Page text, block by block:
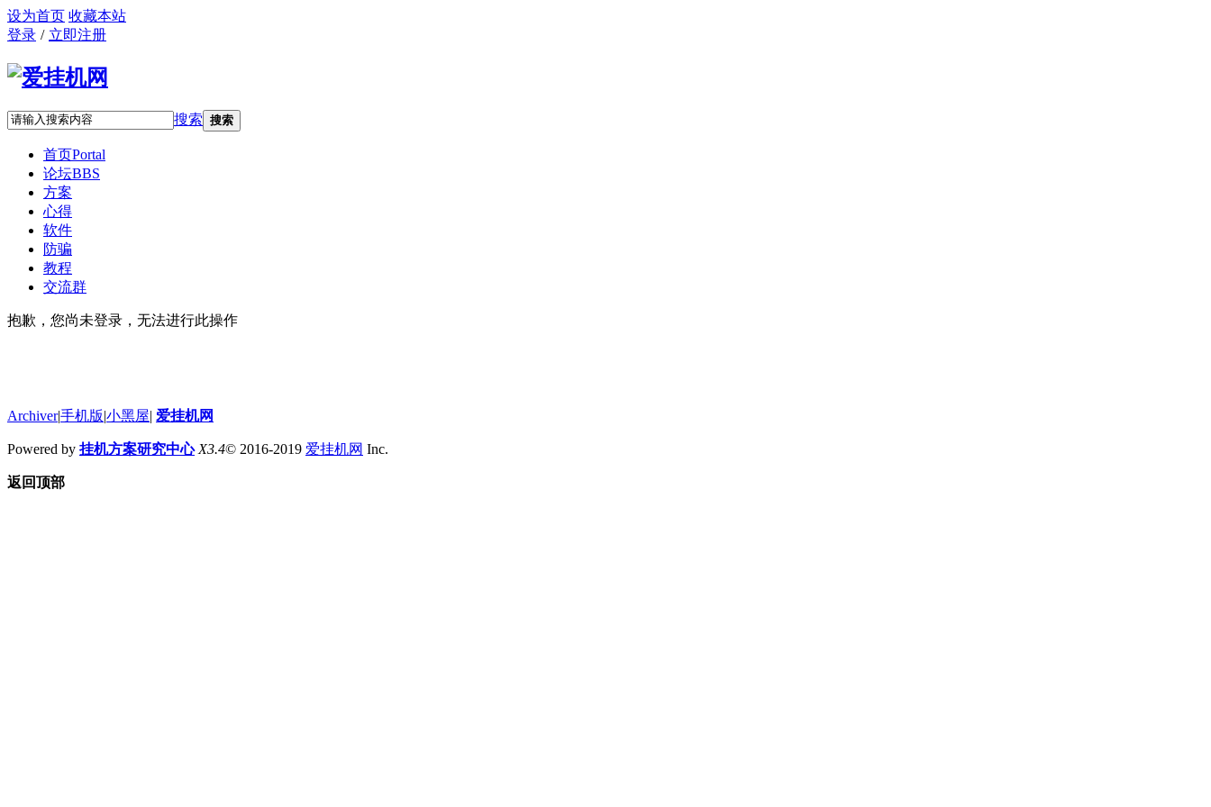
设为首页 收藏本站
登录 / 立即注册
搜索 搜索
首页Portal
论坛BBS
方案
心得
软件
防骗
教程
交流群
抱歉，您尚未登录，无法进行此操作
Archiver|手机版|小黑屋| 爱挂机网
Powered by 挂机方案研究中心 X3.4© 2016-2019 爱挂机网 Inc.
返回顶部